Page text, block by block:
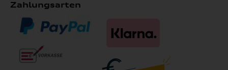
Zahlungsarten